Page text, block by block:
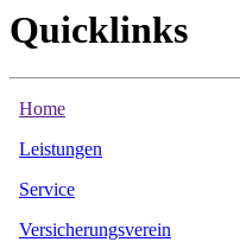
Quicklinks
Home
Leistungen
Service
Versicherungsverein